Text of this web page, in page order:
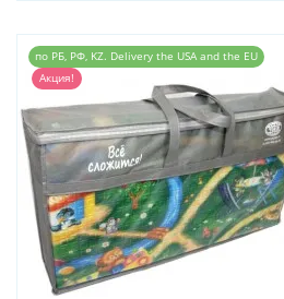
по РБ, РФ, KZ. Delivery the USA and the EU
Акция!